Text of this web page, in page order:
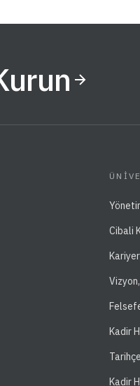
Cibali
Kadir
Tarihçe
Kadir